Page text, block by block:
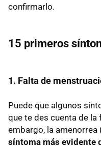
confirmarlo.
15 primeros
1. Falta de
Puede que algunos
que te des cuenta de la
embargo, la
síntoma más evidente